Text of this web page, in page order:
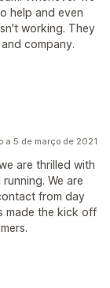
help and even
working. They
company.
a 5 de março de 2021
are thrilled with
We are
from day
made the kick off